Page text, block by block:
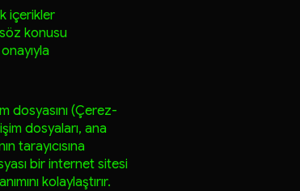
içerikler
konusu
dosyasını (Çerez-
dosyaları, ana
tarayıcısına
bir internet sitesi
kolaylaştırır.